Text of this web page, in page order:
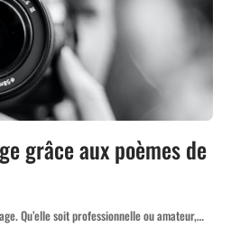
grâce aux poèmes de
Qu’elle soit professionnelle ou amateur,…